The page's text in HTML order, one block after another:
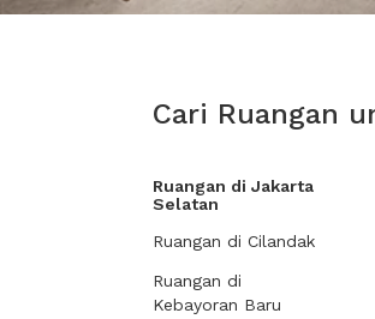
Cari Ruangan
Ruangan di Jakarta
Selatan
Ruangan di Cilandak
Ruangan di
Kebayoran Baru